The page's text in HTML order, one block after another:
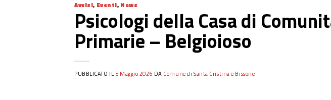
Avvisi, Eventi, News
Psicologi della Casa di
Primarie – Belgioioso
PUBBLICATO IL5 Maggio 2026 DA Comune di Santa Cristina e Bissone